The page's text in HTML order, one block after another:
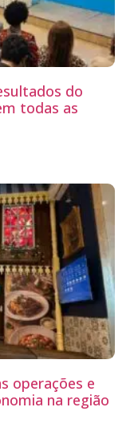
do
todas as
operações e
na região